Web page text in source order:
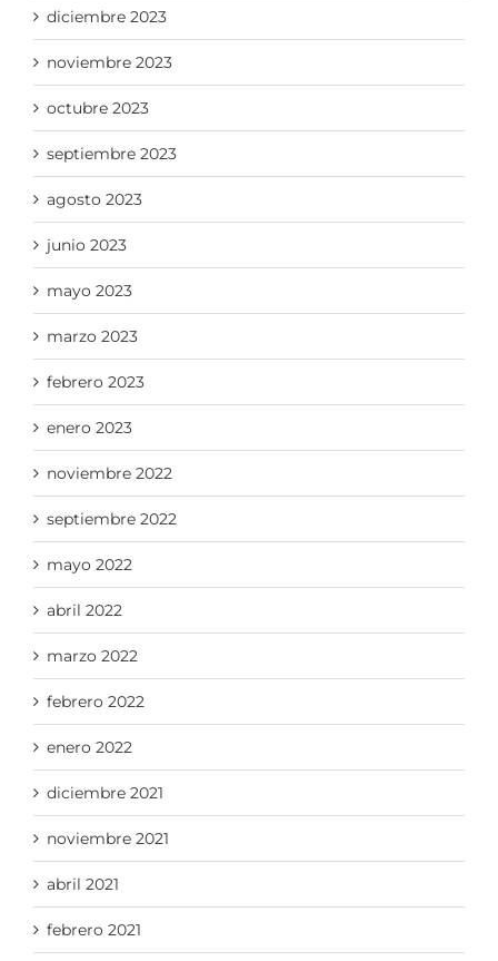
diciembre 2023
noviembre 2023
octubre 2023
septiembre 2023
agosto 2023
junio 2023
mayo 2023
marzo 2023
febrero 2023
enero 2023
noviembre 2022
septiembre 2022
mayo 2022
abril 2022
marzo 2022
febrero 2022
enero 2022
diciembre 2021
noviembre 2021
abril 2021
febrero 2021